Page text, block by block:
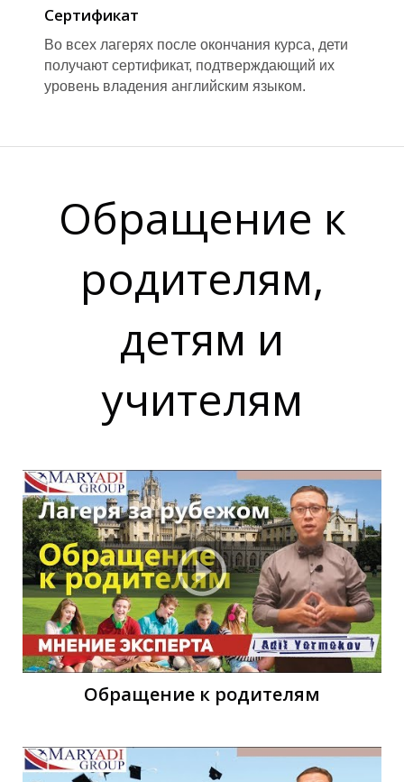
Ы
Сертификат
Во всех лагерях после окончания курса, дети
получают сертификат, подтверждающий их
уровень владения английским языком.
Обращение к
родителям,
детям и
учителям
Обращение к родителям
Ы